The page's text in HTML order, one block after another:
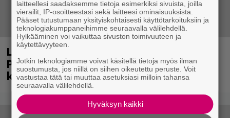
Laittomasta graffitista kiinni jäänyt
Paavo Arhinmäki jälleen spraypullo
kädessä – näitä puolueita ei kiinnosta
laitteellesi saadaksemme tietoja esimerkiksi sivuista, joilla
vierailit, IP-osoitteestasi sekä laitteesi ominaisuuksista.
Pääset tutustumaan yksityiskohtaisesti käyttötarkoituksiin ja
teknologiakumppaneihimme seuraavalla välilehdellä.
Hylkääminen voi vaikuttaa sivuston toimivuuteen ja
käytettävyyteen.
Jotkin teknologiamme voivat käsitellä tietoja myös ilman
suostumusta, jos niillä on siihen oikeutettu peruste. Voit
vastustaa tätä tai muuttaa asetuksiasi milloin tahansa
seuraavalla välilehdellä.
Hyväksyn kaikki